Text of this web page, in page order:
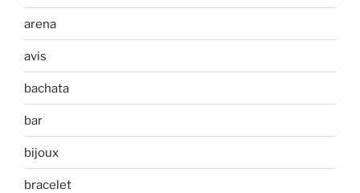
arena
avis
bachata
bar
bijoux
bracelet